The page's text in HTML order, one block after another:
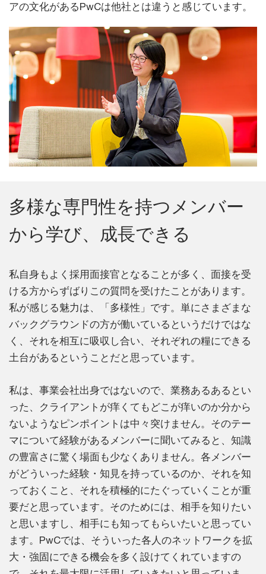
アの文化があるPwCは他社とは違うと感じています。
多様な専門性を持つメンバー
から学び、成長できる
私自身もよく採用面接官となることが多く、面接を受
ける方からずばりこの質問を受けたことがあります。
私が感じる魅力は、「多様性」です。単にさまざまな
バックグラウンドの方が働いているというだけではな
く、それを相互に吸収し合い、それぞれの糧にできる
土台があるということだと思っています。
私は、事業会社出身ではないので、業務あるあるとい
った、クライアントが痒くてもどこが痒いのか分から
ないようなピンポイントは中々突けません。そのテー
マについて経験があるメンバーに聞いてみると、知識
の豊富さに驚く場面も少なくありません。各メンバー
がどういった経験・知見を持っているのか、それを知
っておくこと、それを積極的にたぐっていくことが重
要だと思っています。そのためには、相手を知りたい
と思いますし、相手にも知ってもらいたいと思ってい
ます。PwCでは、そういった各人のネットワークを拡
大・強固にできる機会を多く設けてくれていますの